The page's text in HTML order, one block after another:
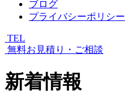
ブログ
プライバシーポリシー
TEL
無料お見積り・ご相談
新着情報